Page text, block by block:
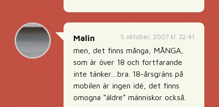
5 oktober, 2007 kl. 22:41
Malin
men, det finns många, MÅNGA,
som är över 18 och fortfarande
inte tänker…bra. 18-årsgräns på
mobilen är ingen idé, det finns
omogna ”äldre” människor också.